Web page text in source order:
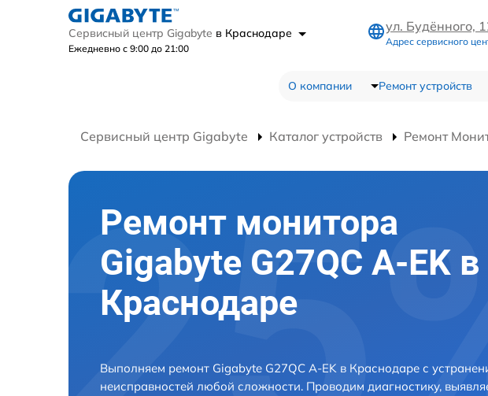
Сервисный центр Gigabyte в Краснодаре
Ежедневно с 9:00 до 21:00
ул. Будённого,
Адрес сервисного
О компании Ремонт устройств
Сервисный центр Gigabyte Каталог устройств Ремонт
Ремонт монитора
Gigabyte G27QC A-EK в
Краснодаре
Выполняем ремонт Gigabyte G27QC A-EK в Краснодаре с
неисправностей любой сложности. Проводим диагностику,